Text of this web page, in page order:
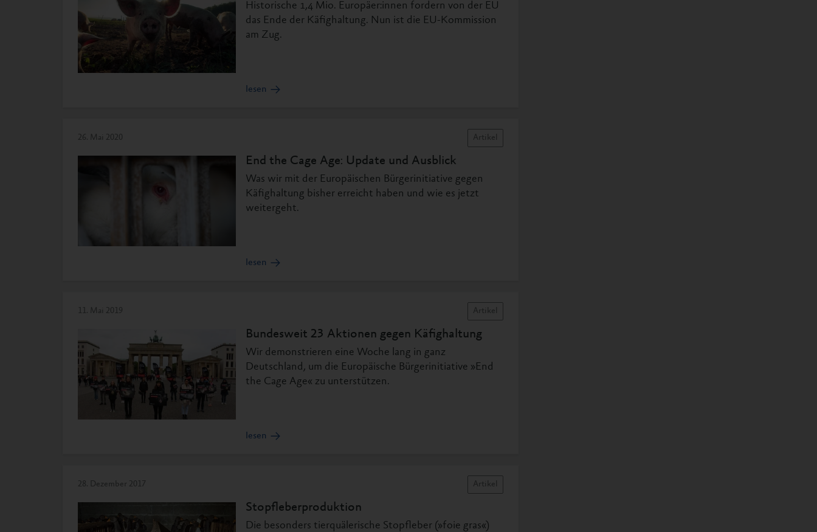
Historische 1,4 Mio. Europäer:innen fordern von der EU
das Ende der Käfighaltung. Nun ist die EU-Kommission
am Zug.
lesen
26. Mai 2020 Artikel
End the Cage Age: Update und Ausblick
Was wir mit der Europäischen Bürgerinitiative gegen
Käfighaltung bisher erreicht haben und wie es jetzt
weitergeht.
lesen
11. Mai 2019 Artikel
Bundesweit 23 Aktionen gegen Käfighaltung
Wir demonstrieren eine Woche lang in ganz
Deutschland, um die Europäische Bürgerinitiative »End
the Cage Age« zu unterstützen.
lesen
28. Dezember 2017 Artikel
Stopfleberproduktion
Die besonders tierquälerische Stopfleber (»foie gras«)